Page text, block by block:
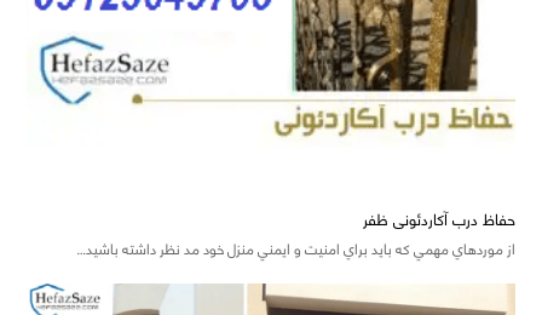
حفاظ درب آکاردئونی ظفر
از موردهاي مهمي که بايد براي امنيت و ايمني منزل خود مد نظر داشته باشيد…